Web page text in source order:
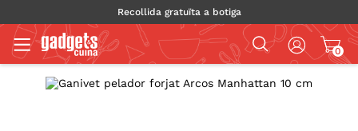
Recollida gratuïta a botiga
0